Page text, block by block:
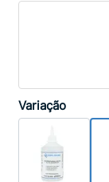
Variação